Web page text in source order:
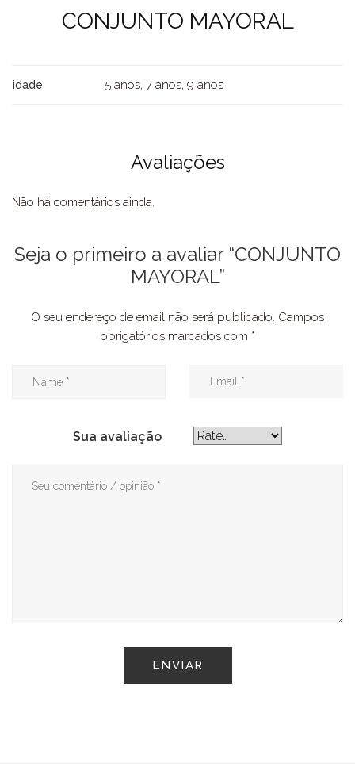
CONJUNTO MAYORAL
idade 5 anos, 7 anos, 9 anos
Avaliações
Não há comentários ainda.
Seja o primeiro a avaliar “CONJUNTO
MAYORAL”
O seu endereço de email não será publicado. Campos
obrigatórios marcados com *
Sua avaliação